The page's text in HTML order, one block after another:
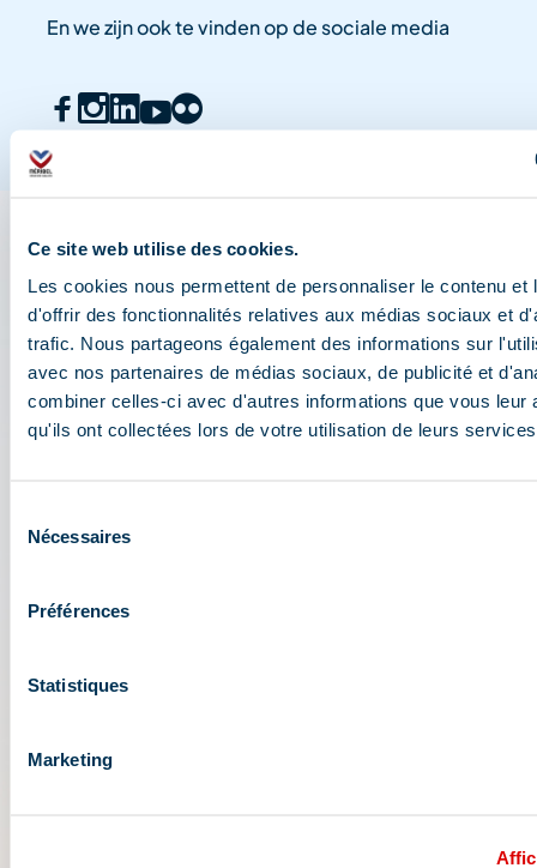
Ce site web utilise des cookies.
Les cookies nous permettent de personnaliser le contenu et
d'offrir des fonctionnalités relatives aux médias sociaux et
trafic. Nous partageons également des informations sur
avec nos partenaires de médias sociaux, de publicité et
combiner celles-ci avec d'autres informations que vous leur
qu'ils ont collectées lors de votre utilisation de leurs
Nécessaires
Préférences
Statistiques
Marketing
En we zijn ook te vinden op de sociale media
De app 3 Vallées: uw reis
wizard
Toegang tot alle live functionaliteiten van het
skioord: plattegrond, evenementen, activiteiten,
restaurants, pendelbussen, parkeerplaatsen.